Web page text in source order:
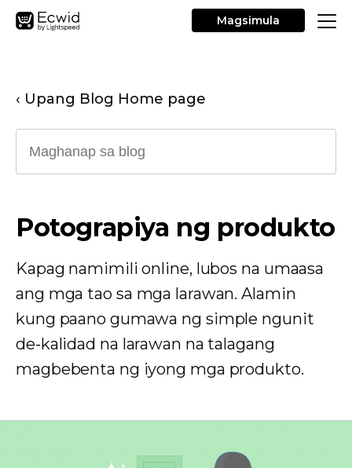
Magsimula
‹ Upang Blog Home page
Potograpiya ng produkto
Kapag namimili online, lubos na umaasa
ang mga tao sa mga larawan. Alamin
kung paano gumawa ng simple ngunit
de-kalidad na larawan na talagang
magbebenta ng iyong mga produkto.